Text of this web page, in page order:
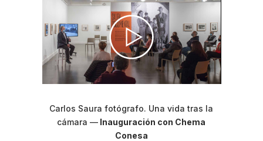
Carlos Saura fotógrafo. Una vida tras la
cámara— Inauguración con Chema
Conesa